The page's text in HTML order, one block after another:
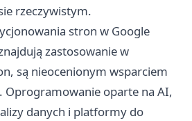
rzeczywistym.
stron w Google
zastosowanie w
są nieocenionym wsparciem
Oprogramowanie oparte na AI,
danych i platformy do